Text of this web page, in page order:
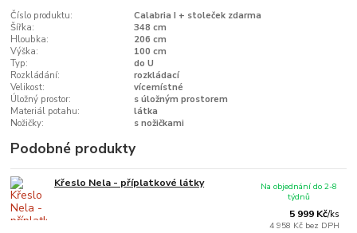
Číslo produktu:
Calabria I + stoleček zdarma
Šířka:
348 cm
Hloubka:
206 cm
Výška:
100 cm
Typ:
do U
Rozkládání:
rozkládací
Velikost:
vícemístné
Úložný prostor:
s úložným prostorem
Materiál potahu:
látka
Nožičky:
s nožičkami
Podobné produkty
Křeslo Nela - příplatkové látky
5 999 Kč/ks
4 958 Kč bez DPH
Na objednání do 2-8
týdnů